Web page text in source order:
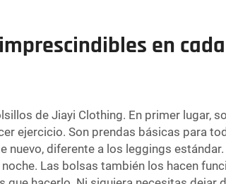
en cada
de Jiayi Clothing. En primer lugar,
ejercicio. Son prendas básicas para
diferente a los leggings estándar.
noche. Las bolsas también los hacen